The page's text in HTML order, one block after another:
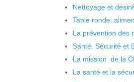
Nettoyage et
Table ronde:
La prévention des
Santé, Sécurité et
La mission de la
La santé et la